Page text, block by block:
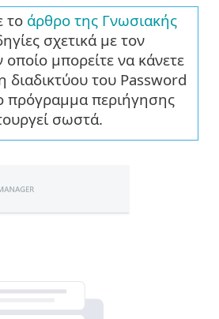
το άρθρο της Γνωσιακής
σχετικά με τον
μπορείτε να κάνετε
διαδικτύου του Password
πρόγραμμα περιήγησης
σωστά.